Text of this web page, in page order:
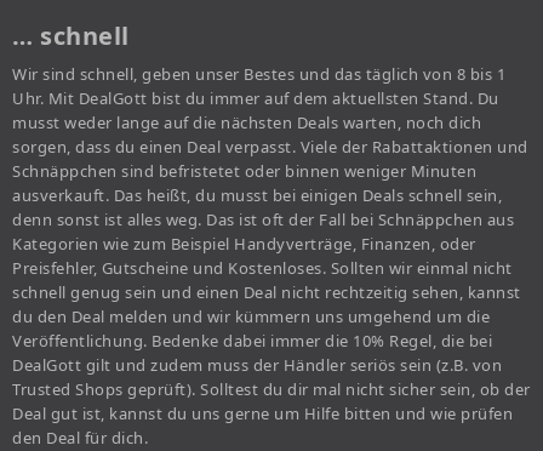
… schnell
Wir sind schnell, geben unser Bestes und das täglich von 8 bis 1
Uhr. Mit DealGott bist du immer auf dem aktuellsten Stand. Du
musst weder lange auf die nächsten Deals warten, noch dich
sorgen, dass du einen Deal verpasst. Viele der Rabattaktionen und
Schnäppchen sind befristetet oder binnen weniger Minuten
ausverkauft. Das heißt, du musst bei einigen Deals schnell sein,
denn sonst ist alles weg. Das ist oft der Fall bei Schnäppchen aus
Kategorien wie zum Beispiel Handyverträge, Finanzen, oder
Preisfehler, Gutscheine und Kostenloses. Sollten wir einmal nicht
schnell genug sein und einen Deal nicht rechtzeitig sehen, kannst
du den Deal melden und wir kümmern uns umgehend um die
Veröffentlichung. Bedenke dabei immer die 10% Regel, die bei
DealGott gilt und zudem muss der Händler seriös sein (z.B. von
Trusted Shops geprüft). Solltest du dir mal nicht sicher sein, ob der
Deal gut ist, kannst du uns gerne um Hilfe bitten und wie prüfen
den Deal für dich.